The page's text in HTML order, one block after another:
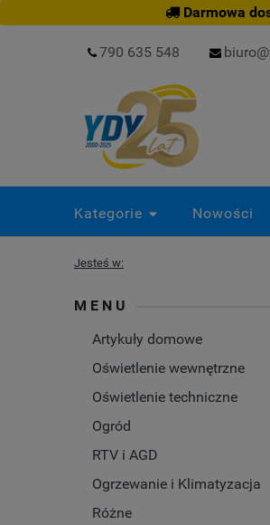
Darmowa
790 635 548
Kategorie Nowości
Jesteś w:
MENU
Artykuły domowe
Oświetlenie wewnętrzne
Oświetlenie techniczne
Ogród
RTV i AGD
Ogrzewanie i Klimatyzacja
Różne